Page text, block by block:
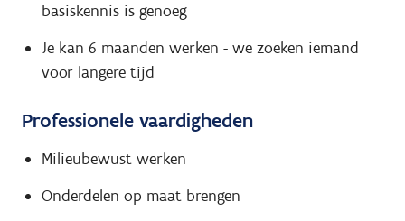
basiskennis is genoeg
Je kan 6 maanden werken - we zoeken iemand
voor langere tijd
Professionele vaardigheden
Milieubewust werken
Onderdelen op maat brengen